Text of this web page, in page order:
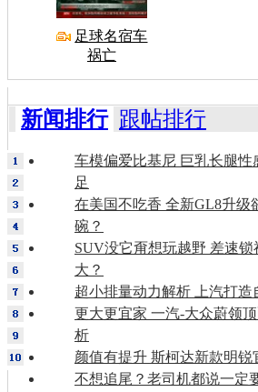
足球名宿车
祸亡
新闻排行 跟帖排行
车模偏爱比基尼 巨乳长腿性
足
在美国不吃香 全新GL8升级
碗？
SUV没它甭想玩越野 差速锁
大？
超小排量动力解析 上汽打造
更大更宜家 一汽-大众蔚领
析
颜值有提升 斯柯达新款明锐
不想追尾？老司机都说一定